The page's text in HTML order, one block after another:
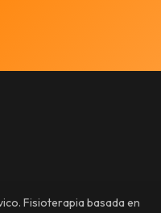
Fisioterapia basada en